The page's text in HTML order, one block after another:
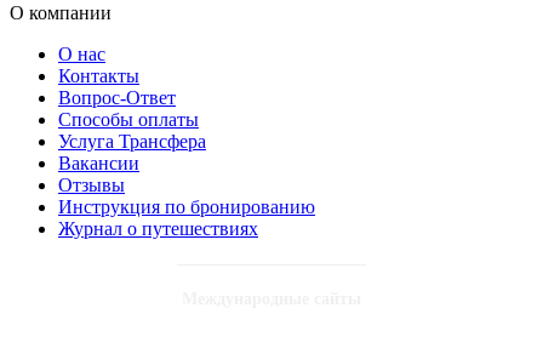
О компании
О нас
Контакты
Вопрос-Ответ
Способы оплаты
Услуга Трансфера
Вакансии
Отзывы
Инструкция по бронированию
Журнал о путешествиях